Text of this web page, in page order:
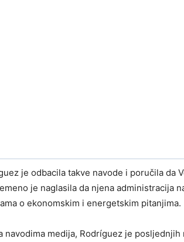
je odbacila takve navode i poručila da
je naglasila da njena administracija
o ekonomskim i energetskim pitanjima.
navodima medija, Rodríguez je